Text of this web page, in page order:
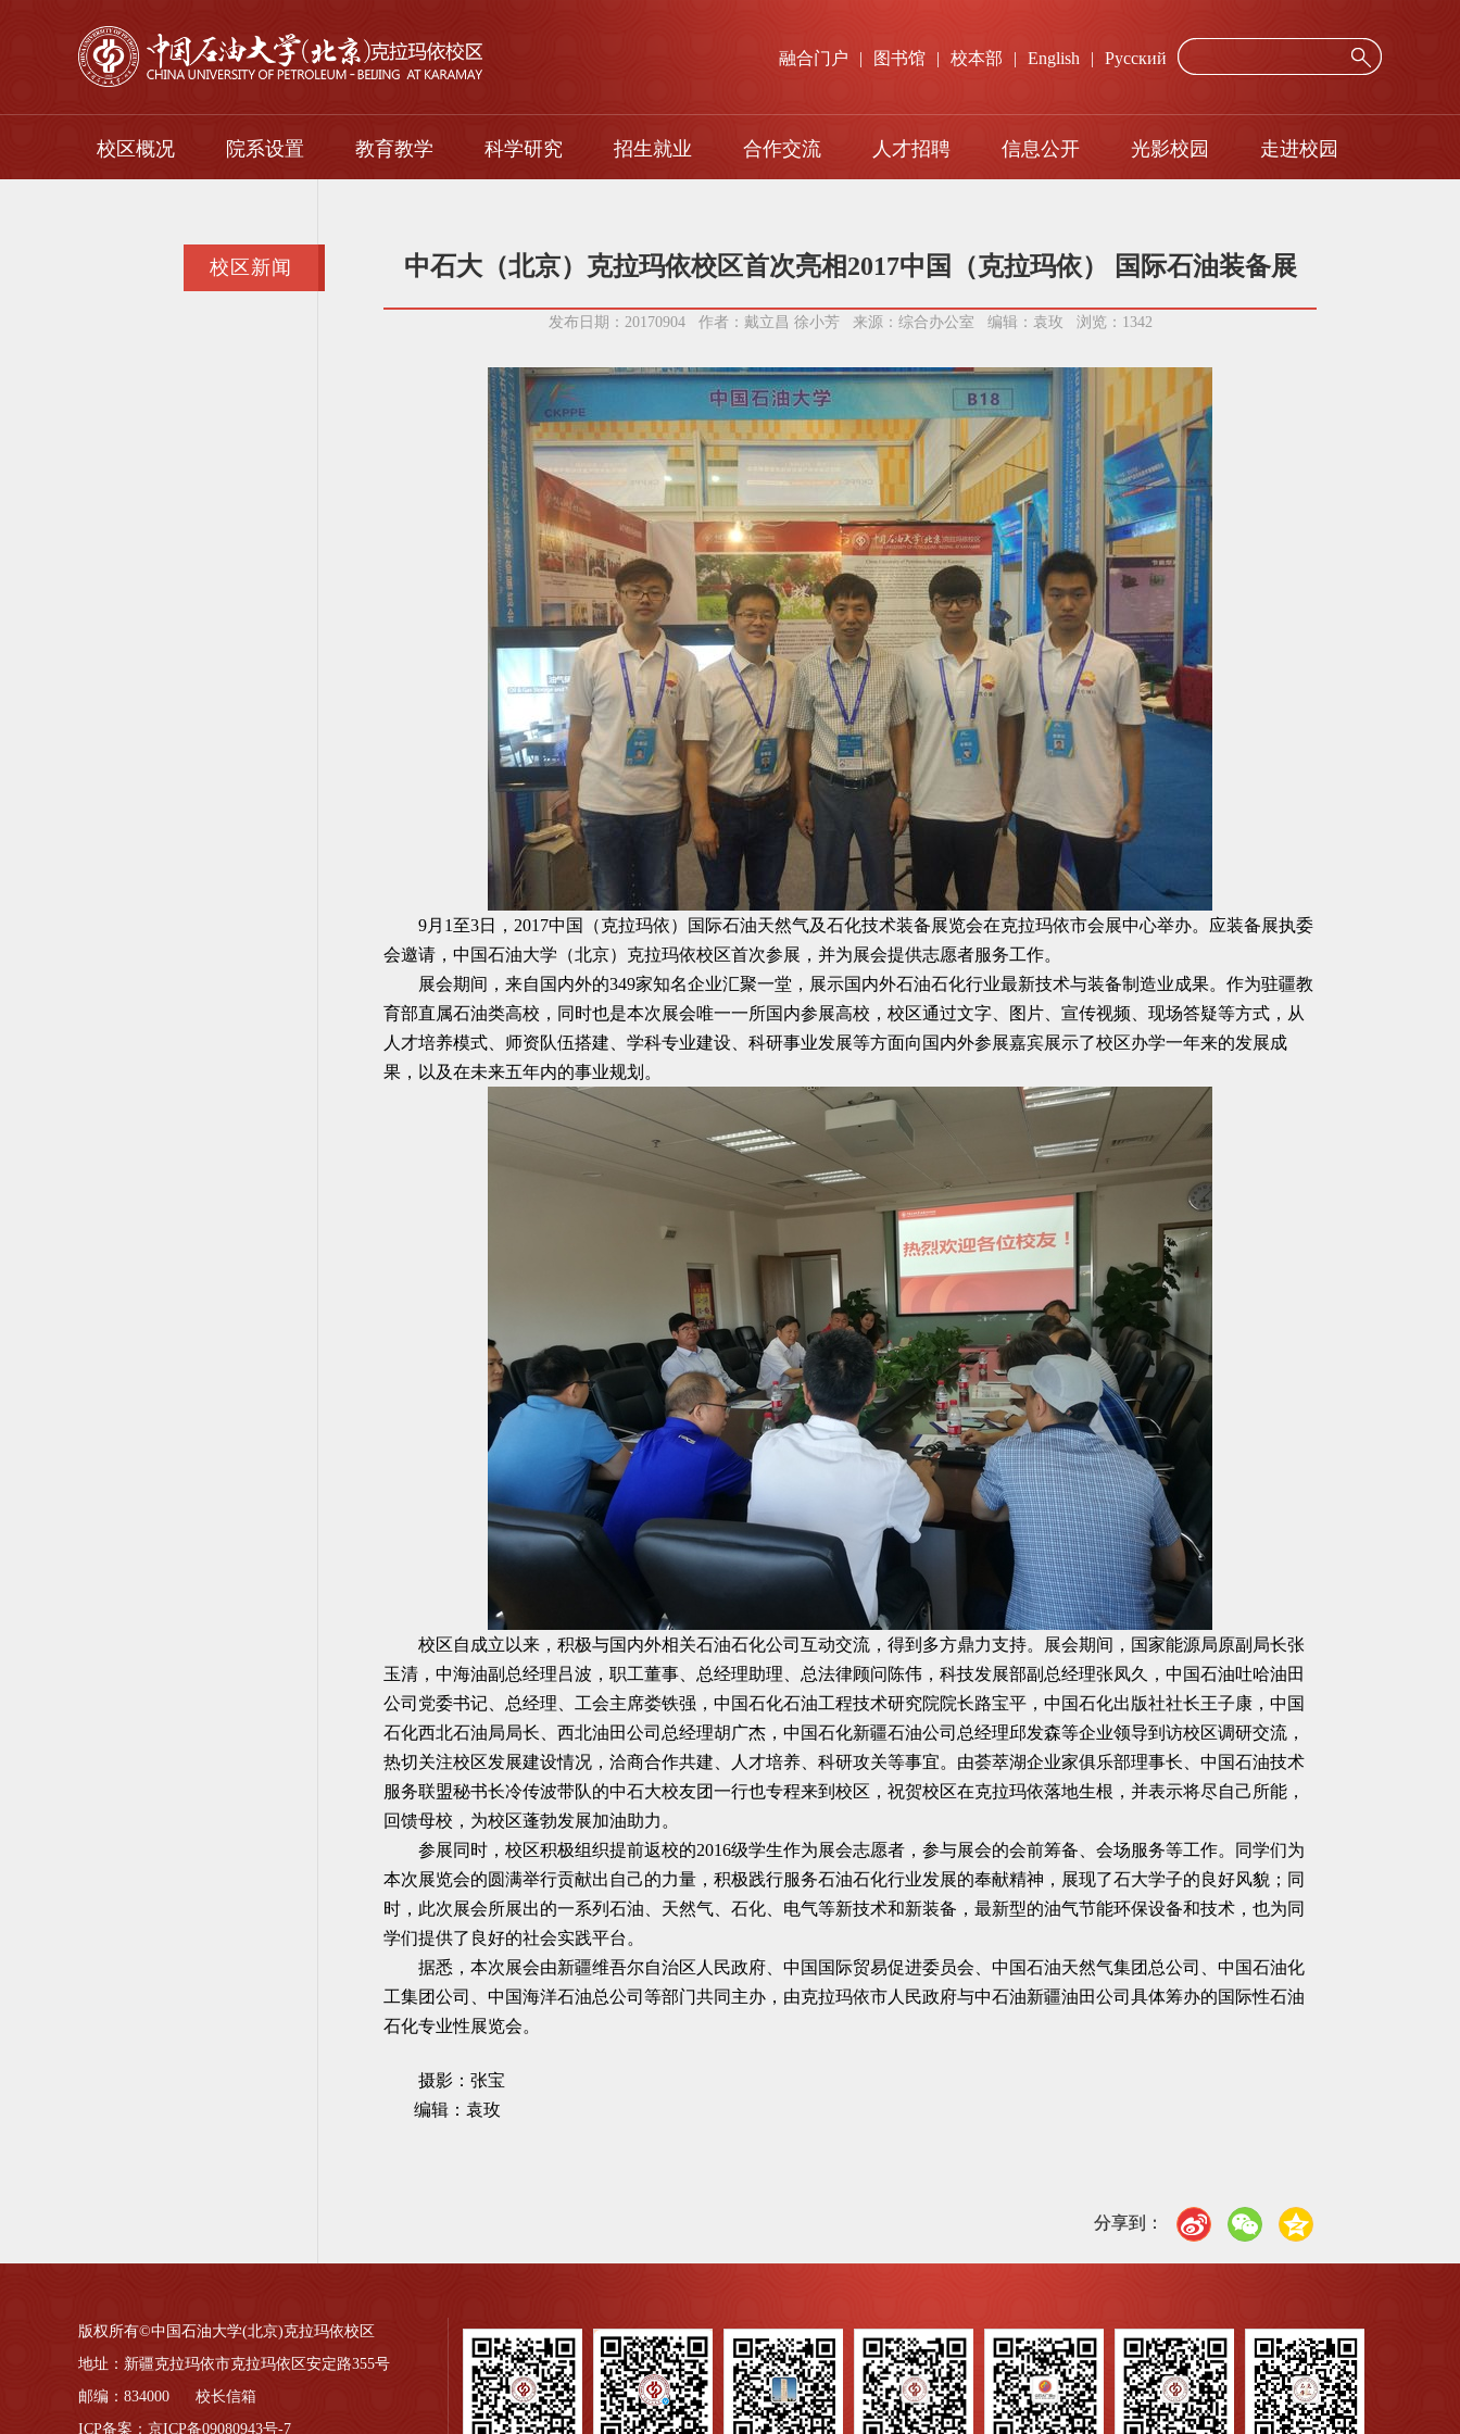
Русский
|
English
|
校本部
|
图书馆
|
融合门户
校区概况 院系设置 教育教学 科学研究 招生就业
成人高等教育
合作交流 人才招聘 信息公开 光影校园 走进校园
校区新闻 中石大（北京）克拉玛依校区首次亮相2017中国（克拉玛依） 国际石油装备展
发布日期：20170904 作者：戴立昌 徐小芳 来源：综合办公室 编辑：袁玫 浏览： 1342
9月1至3日，2017中国（克拉玛依）国际石油天然气及石化技术装备展览会在克拉玛依市会展中心举办。应装备展执委
会邀请，中国石油大学（北京）克拉玛依校区首次参展，并为展会提供志愿者服务工作。
展会期间，来自国内外的349家知名企业汇聚一堂，展示国内外石油石化行业最新技术与装备制造业成果。作为驻疆教
育部直属石油类高校，同时也是本次展会唯一一所国内参展高校，校区通过文字、图片、宣传视频、现场答疑等方式，从
人才培养模式、师资队伍搭建、学科专业建设、科研事业发展等方面向国内外参展嘉宾展示了校区办学一年来的发展成
果，以及在未来五年内的事业规划。
校区自成立以来，积极与国内外相关石油石化公司互动交流，得到多方鼎力支持。展会期间，国家能源局原副局长张
玉清，中海油副总经理吕波，职工董事、总经理助理、总法律顾问陈伟，科技发展部副总经理张凤久，中国石油吐哈油田
公司党委书记、总经理、工会主席娄铁强，中国石化石油工程技术研究院院长路宝平，中国石化出版社社长王子康，中国
石化西北石油局局长、西北油田公司总经理胡广杰，中国石化新疆石油公司总经理邱发森等企业领导到访校区调研交流，
热切关注校区发展建设情况，洽商合作共建、人才培养、科研攻关等事宜。由荟萃湖企业家俱乐部理事长、中国石油技术
服务联盟秘书长冷传波带队的中石大校友团一行也专程来到校区，祝贺校区在克拉玛依落地生根，并表示将尽自己所能，
回馈母校，为校区蓬勃发展加油助力。
参展同时，校区积极组织提前返校的2016级学生作为展会志愿者，参与展会的会前筹备、会场服务等工作。同学们为
本次展览会的圆满举行贡献出自己的力量，积极践行服务石油石化行业发展的奉献精神，展现了石大学子的良好风貌；同
时，此次展会所展出的一系列石油、天然气、石化、电气等新技术和新装备，最新型的油气节能环保设备和技术，也为同
学们提供了良好的社会实践平台。
据悉，本次展会由新疆维吾尔自治区人民政府、中国国际贸易促进委员会、中国石油天然气集团总公司、中国石油化
工集团公司、中国海洋石油总公司等部门共同主办，由克拉玛依市人民政府与中石油新疆油田公司具体筹办的国际性石油
石化专业性展览会。
摄影：张宝
编辑：袁玫
分享到：
版权所有©中国石油大学(北京)克拉玛依校区
地址：新疆克拉玛依市克拉玛依区安定路355号
邮编：834000 校长信箱
ICP备案：京ICP备09080943号-7